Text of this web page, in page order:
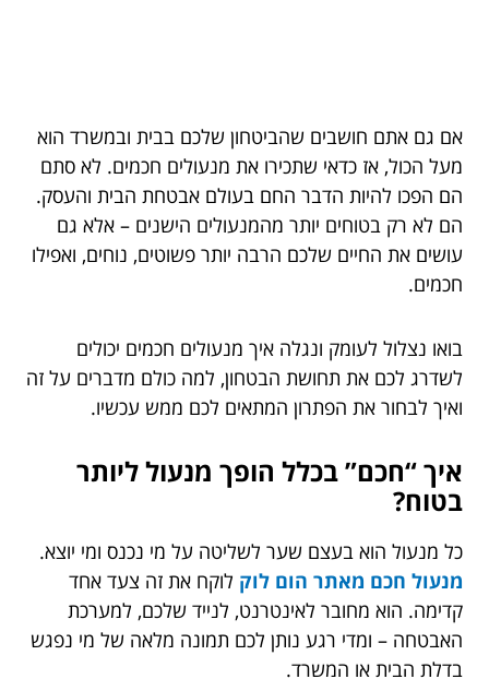
אם גם אתם חושבים שהביטחון שלכם בבית ובמשרד הוא
מעל הכול, אז כדאי שתכירו את מנעולים חכמים. לא סתם
הם הפכו להיות הדבר החם בעולם אבטחת הבית והעסק.
הם לא רק בטוחים יותר מהמנעולים הישנים – אלא גם
עושים את החיים שלכם הרבה יותר פשוטים, נוחים, ואפילו
חכמים.
בואו נצלול לעומק ונגלה איך מנעולים חכמים יכולים
לשדרג לכם את תחושת הבטחון, למה כולם מדברים על זה
ואיך לבחור את הפתרון המתאים לכם ממש עכשיו.
איך “חכם” בכלל הופך מנעול ליותר
בטוח?
כל מנעול הוא בעצם שער לשליטה על מי נכנס ומי יוצא.
מנעול חכם מאתר הום לוק לוקח את זה צעד אחד
קדימה. הוא מחובר לאינטרנט, לנייד שלכם, למערכת
האבטחה – ומדי רגע נותן לכם תמונה מלאה של מי נפגש
בדלת הבית או המשרד.